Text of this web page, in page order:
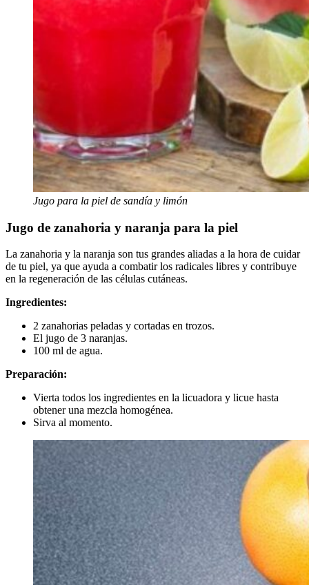
Jugo para la piel de sandía y limón
Jugo de zanahoria y naranja para la piel
La zanahoria y la naranja son tus grandes aliadas a la hora de cuidar
de tu piel, ya que ayuda a combatir los radicales libres y contribuye
en la regeneración de las células cutáneas.
Ingredientes:
2 zanahorias peladas y cortadas en trozos.
El jugo de 3 naranjas.
100 ml de agua.
Preparación:
Vierta todos los ingredientes en la licuadora y licue hasta
obtener una mezcla homogénea.
Sirva al momento.